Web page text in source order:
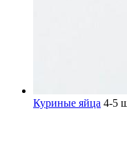
Куриные яйца 4-5